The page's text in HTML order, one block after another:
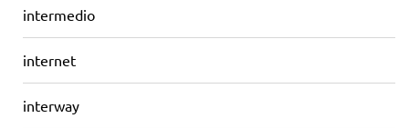
intermedio
internet
interway